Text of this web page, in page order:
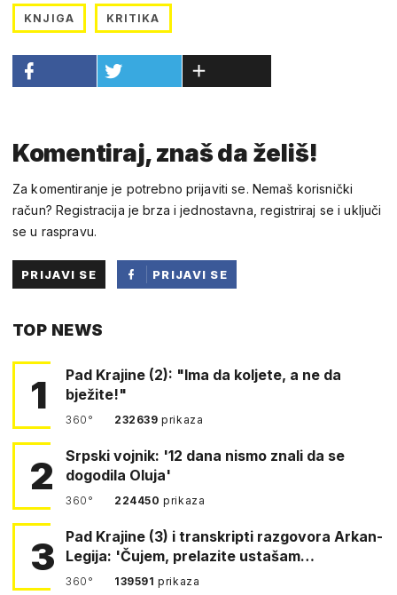
KNJIGA KRITIKA
Komentiraj, znaš da želiš!
Za komentiranje je potrebno prijaviti se. Nemaš korisnički
račun? Registracija je brza i jednostavna, registriraj se i uključi
se u raspravu.
PRIJAVI SE
PRIJAVI SE
TOP NEWS
1
Pad Krajine (2): "Ima da koljete, a ne da
bježite!"
360° 232639prikaza
2
Srpski vojnik: '12 dana nismo znali da se
dogodila Oluja'
360° 224450prikaza
3
Pad Krajine (3) i transkripti razgovora Arkan-
Legija: 'Čujem, prelazite ustašam…
360° 139591prikaza